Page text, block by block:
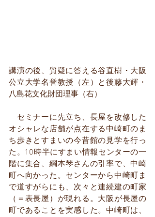
講演の後、質疑に答える谷直樹・大阪
公立大学名誉教授（左）と後藤大輝・
八島花文化財団理事（右）
セミナーに先立ち、長屋を改修した
オシャレな店舗が点在する中崎町のま
ち歩きとすまいの今昔館の見学を行っ
た。10時半にすまい情報センターの一
階に集合、綱本琴さんの引率で、中崎
町へ向かった。センターから中崎町ま
で道すがらにも、次々と連続建の町家
（＝表長屋）が現れる。大阪が長屋の
町であることを実感した。中崎町は、